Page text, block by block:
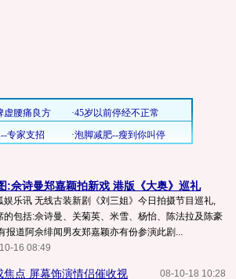
:佘诗曼郑嘉颖拍新戏 港版《大奥》巡礼
娱乐讯 无线古装新剧《刘三姐》今日拍摄节目巡礼,
的包括:佘诗曼、关菊英、米雪、杨怡、陈法拉及陈豪
报道阿佘绯闻男友郑嘉颖亦有份参演此剧...
16 08:49
08-10-18 10:28
点 屏幕饰演情侣催收视